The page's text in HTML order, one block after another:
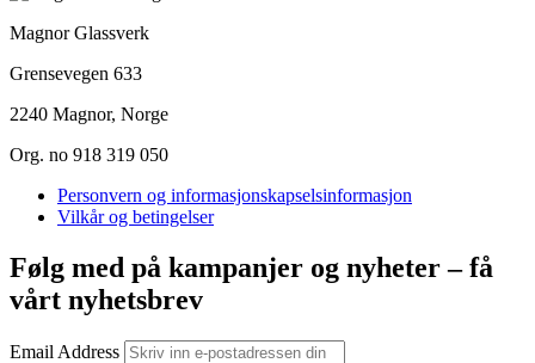
Magnor Glassverk
Grensevegen 633
2240 Magnor, Norge
Org. no 918 319 050
Personvern og informasjonskapselsinformasjon
Vilkår og betingelser
Følg med på kampanjer og nyheter – få
vårt nyhetsbrev
Email Address